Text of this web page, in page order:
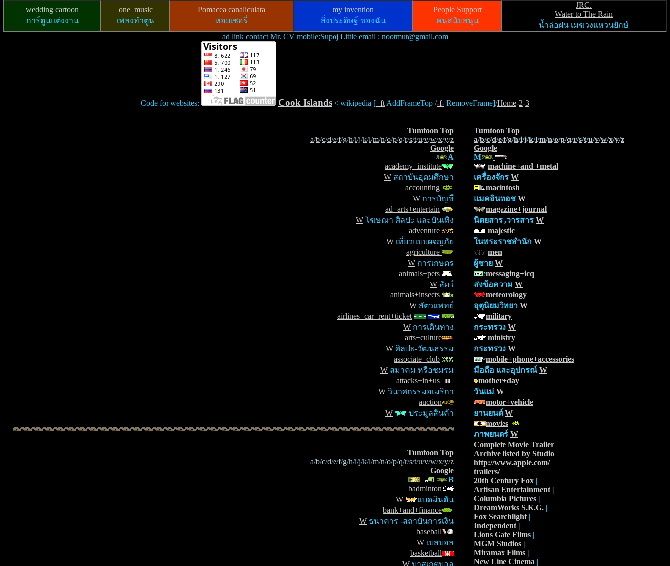
wedding cartoon
การ์ตูนแต่งงาน
one_music
เพลงทำตูน
Pomacea canaliculata
หอยเชอรี่
my invention
สิ่งประดิษฐ์ ของฉัน
People Support
คนสนับสนุน
JRC.
Water to The Rain
น้ำล่อฝน เมฆวงแหวนยักษ์
ad link contact Mr. CV mobile:Supoj Little email : nootmut@gmail.com
Code for websites: Cook Islands < wikipedia [+ft AddFrameTop /-f- RemoveFrame]/Home-2-3
Tumtoon Top
a/b/c/d/e/f/g/h/i/j/k/l/m/n/o/p/q/r/s/t/u/v/w/x/y/z
Google
A
academy+institute
W สถาบันอุดมศึกษา
accounting
W การบัญช
ad+arts+entertain
W โฆษณา ศิลปะ และบันเทิง
adventure
W เที่ยวแบบผจญภัย
agriculture
W การเกษตร
animals+pets
W สัตว์
animals+insects
W สัตวแพทย์
airlines+car+rent+ticket
W การเดินทาง
arts+culture
W ศิลปะ-วัฒนธรรม
associate+club
W สมาคม หรือชมรม
attacks+in+us
W วินาศกรรมอเมริกา
auction
W
ประมูลสินค้า
Tumtoon Top
a/b/c/d/e/f/g/h/i/j/k/l/m/n/o/p/q/r/s/t/u/v/w/x/y/z
Google
B
badminton
W
แบดมินตัน
bank+and+finance
W ธนาคาร -สถาบันการเงิน
baseball
W เบสบอล
basketball
W บาสเกตบอล
Tumtoon Top
a/b/c/d/e/f/g/h/i/j/k/l/m/n/o/p/q/r/s/t/u/v/w/x/y/z
Google
M
machine+and +metal
เครื่องจักร W
macintosh
แมคอินทอช W
magazine+journal
นิตยสาร ,วารสาร W
majestic
ในพระราชสำนัก W
men
ผู้ชาย W
messaging+icq
ส่งข้อความ W
meteorology
อุตุนิยมวิทยา W
military
กระทรวง W
ministry
กระทรวง W
mobile+phone+accessories
มือถือ และอุปกรณ์ W
mother+day
วันแม่ W
motor+vehicle
ยานยนต์ W
movies
ภาพยนตร์ W
Complete Movie Trailer
Archive listed by Studio
http://www.apple.com/
trailers/
20th Century Fox |
Artisan Entertainment |
Columbia Pictures |
DreamWorks S.K.G. |
Fox Searchlight |
Independent |
Lions Gate Films |
MGM Studios |
Miramax Films |
New Line Cinema |